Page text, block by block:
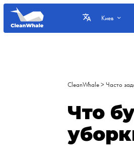
Киев
CleanWhale >Часто
Что